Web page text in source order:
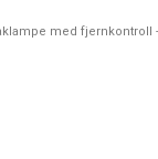
med fjernkontroll